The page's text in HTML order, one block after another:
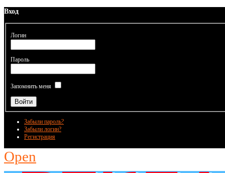
Вход
Логин
Пароль
Запомнить меня
Забыли пароль?
Забыли логин?
Регистрация
Open